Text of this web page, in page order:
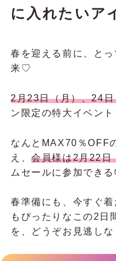
に入れたいア
春を迎える前に、と
来♡
2月23日（月）、24
ン限定の特大イベン
なんとMAX70％OFF
え、会員様は2月22日
ムセールに参加でき
春準備にも、今すぐ
もぴったりなこの2日
を、どうぞお見逃し